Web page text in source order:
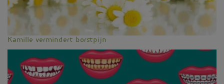
Kamille vermindert borstpijn